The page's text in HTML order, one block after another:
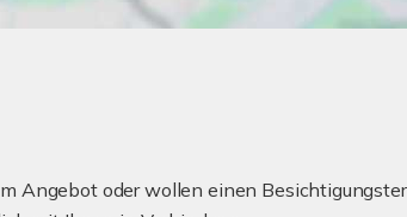
Angebot oder wollen einen